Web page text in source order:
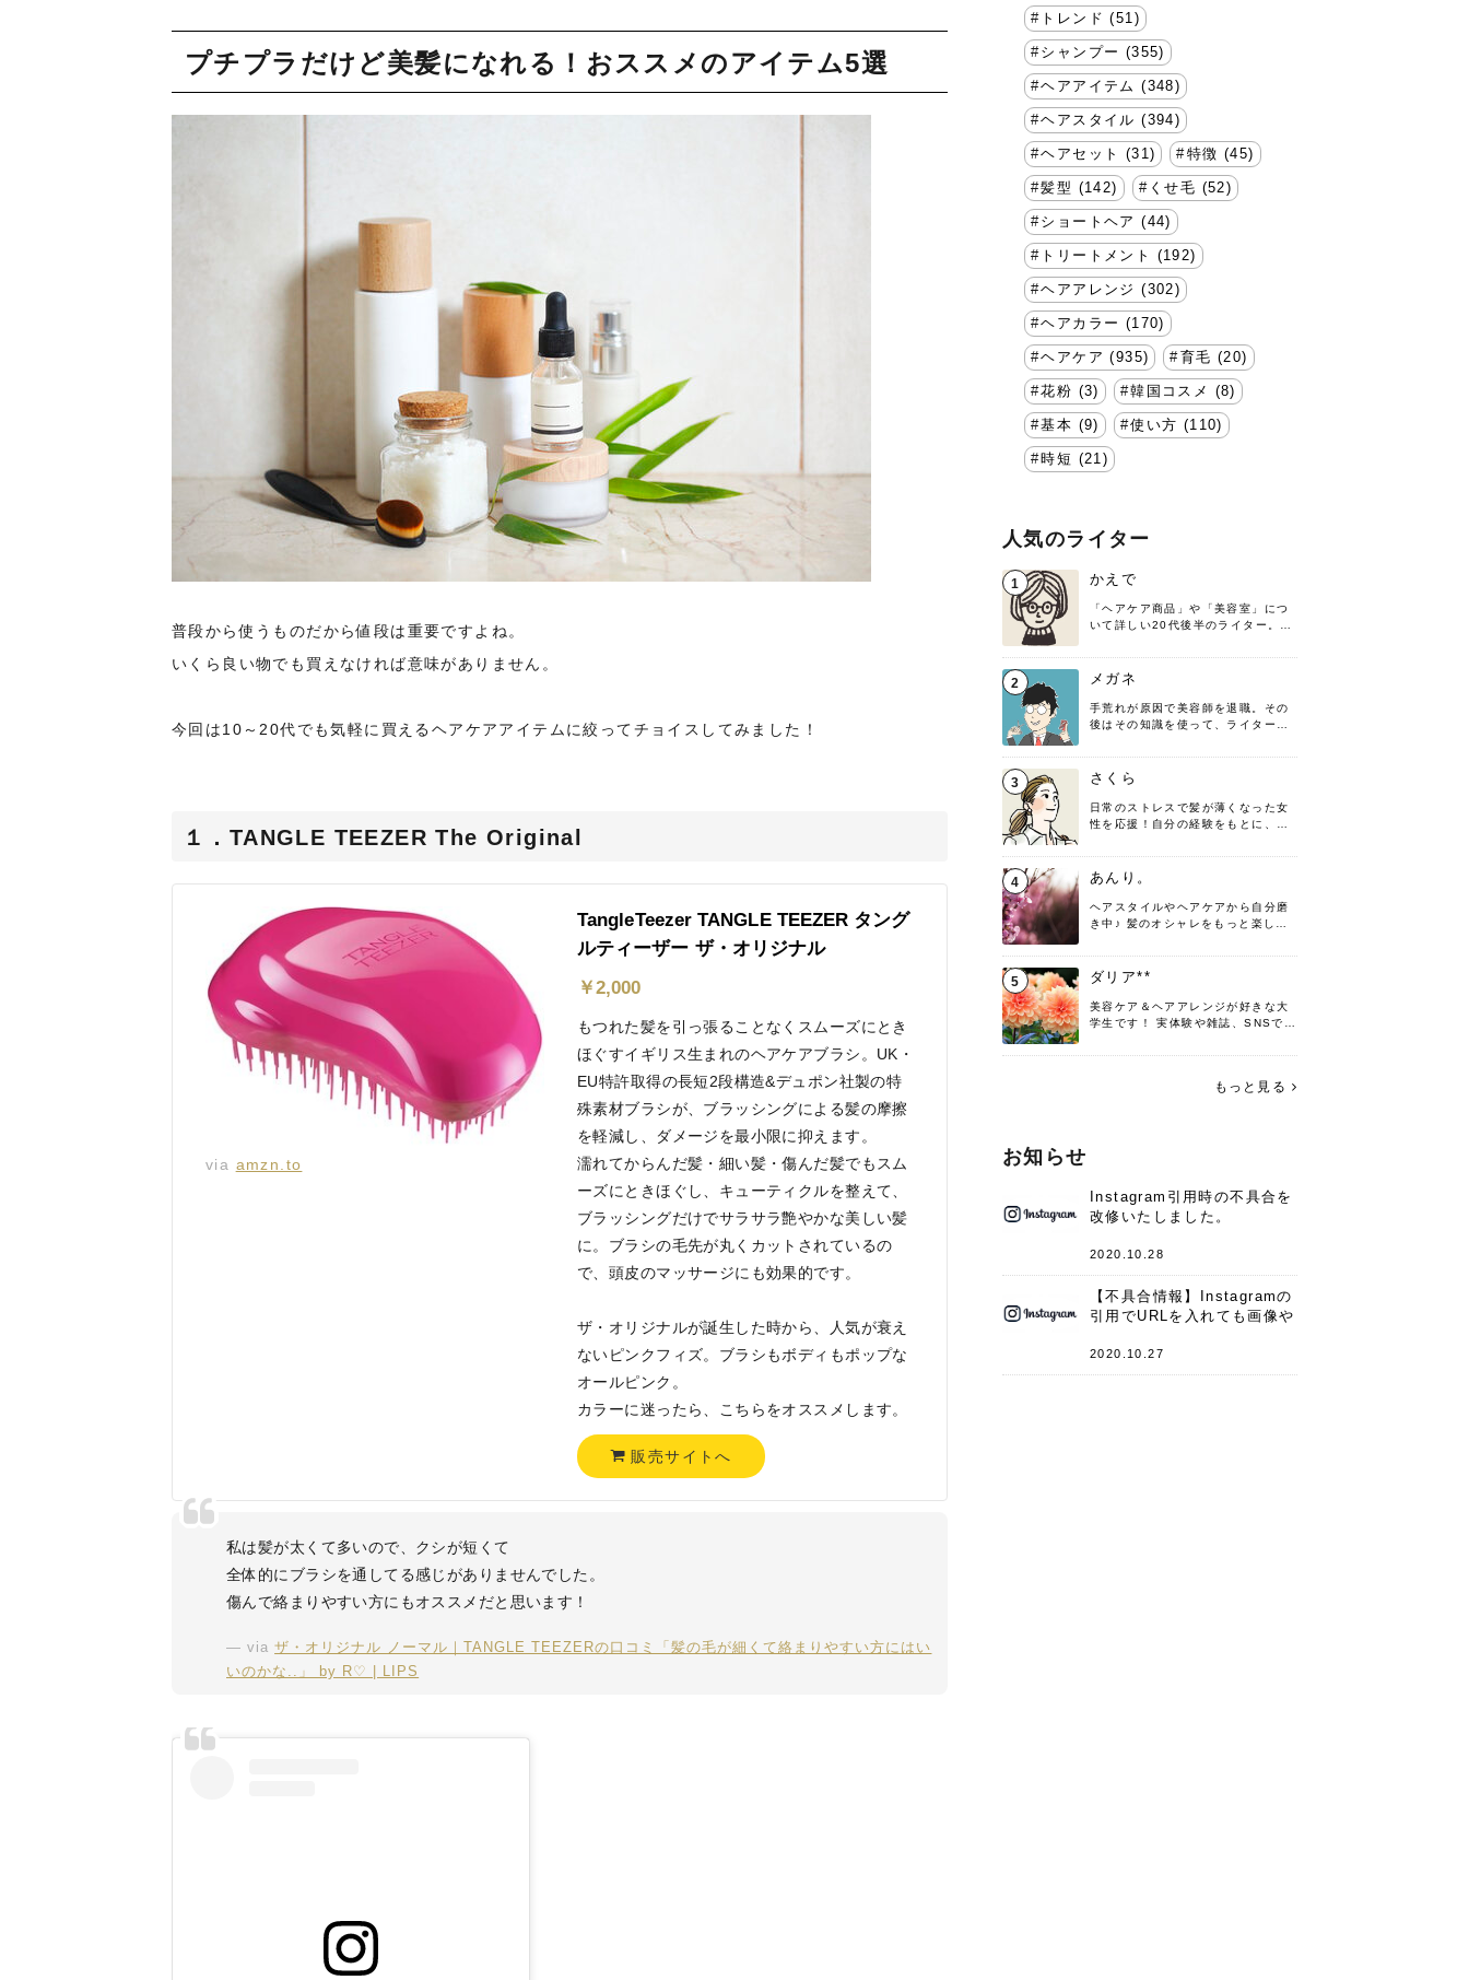
プチプラだけど美髪になれる！おススメのアイテム5選
普段から使うものだから値段は重要ですよね。
いくら良い物でも買えなければ意味がありません。
今回は10～20代でも気軽に買えるヘアケアアイテムに絞ってチョイスしてみました！
１．TANGLE TEEZER The Original
via amzn.to
TangleTeezer TANGLE TEEZER タング
ルティーザー ザ・オリジナル
￥2,000
もつれた髪を引っ張ることなくスムーズにとき
ほぐすイギリス生まれのヘアケアブラシ。UK・
EU特許取得の長短2段構造&デュポン社製の特
殊素材ブラシが、ブラッシングによる髪の摩擦
を軽減し、ダメージを最小限に抑えます。
濡れてからんだ髪・細い髪・傷んだ髪でもスム
ーズにときほぐし、キューティクルを整えて、
ブラッシングだけでサラサラ艶やかな美しい髪
に。ブラシの毛先が丸くカットされているの
で、頭皮のマッサージにも効果的です。
ザ・オリジナルが誕生した時から、人気が衰え
ないピンクフィズ。ブラシもボディもポップな
オールピンク。
カラーに迷ったら、こちらをオススメします。
販売サイトへ
私は髪が太くて多いので、クシが短くて
全体的にブラシを通してる感じがありませんでした。
傷んで絡まりやすい方にもオススメだと思います！
viaザ・オリジナル ノーマル｜TANGLE TEEZERの口コミ「髪の毛が細くて絡まりやすい方にはい
いのかな..」 by R♡ | LIPS
トレンド (51)
シャンプー (355)
ヘアアイテム (348)
ヘアスタイル (394)
ヘアセット (31) 特徴 (45)
髪型 (142) くせ毛 (52)
ショートヘア (44)
トリートメント (192)
ヘアアレンジ (302)
ヘアカラー (170)
ヘアケア (935) 育毛 (20)
花粉 (3) 韓国コスメ (8)
基本 (9) 使い方 (110)
時短 (21)
人気のライター
1 かえで
「ヘアケア商品」や「美容室」につ
いて詳しい20代後半のライター。楽
す！
2 メガネ
手荒れが原因で美容師を退職。その
後はその知識を使って、ライターと
髪の知識をわかりやすく紹介しま
す！
3 さくら
日常のストレスで髪が薄くなった女
性を応援！自分の経験をもとに、執
4 あんり。
ヘアスタイルやヘアケアから自分磨
き中♪ 髪のオシャレをもっと楽しめ
♡ 役立つ情報をお届けできるように
頑張ります！よろしくお願いしま
5 ダリア**
美容ケア＆ヘアアレンジが好きな大
学生です！ 実体験や雑誌、SNSで知
す。 これからよろしくお願いします
もっと見る
お知らせ
Instagram引用時の不具合を
改修いたしました。
2020.10.28
【不具合情報】Instagramの
引用でURLを入れても画像や
件
2020.10.27